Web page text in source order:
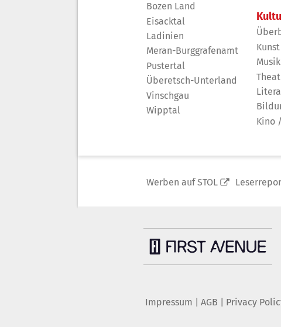
Bozen Land
Eisacktal
Ladinien
Meran-Burggrafenamt
Pustertal
Überetsch-Unterland
Vinschgau
Wipptal
Kunst
Musik
Kino
Werben auf STOL
Impressum AGB Privacy